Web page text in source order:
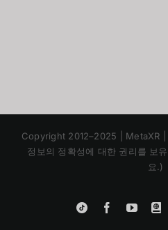
Copyright 2012–2025 | MetaXR
정보의 정확성에 대한 권리를 보
요.)
Tiktok Facebook